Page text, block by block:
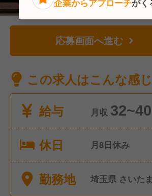
応募画面へ進む
この求人はこんな感じ
給与
月収 32~40
休日 月8日休み
勤務地 埼玉県 さいた
企業からアプローチがく